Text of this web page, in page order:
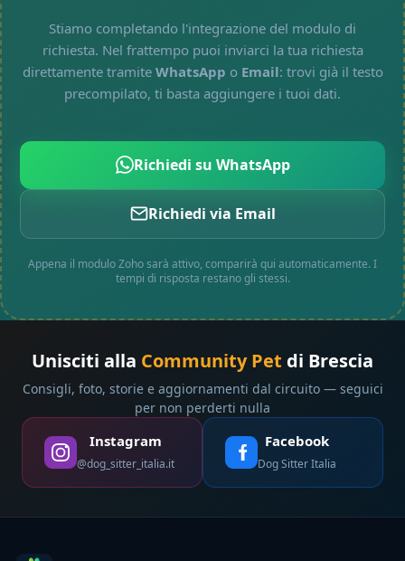
Stiamo completando l'integrazione del modulo di
richiesta. Nel frattempo puoi inviarci la tua richiesta
direttamente tramite WhatsApp o Email: trovi già il testo
precompilato, ti basta aggiungere i tuoi dati.
Richiedi su WhatsApp
Richiedi via Email
Appena il modulo Zoho sarà attivo, comparirà qui automaticamente. I
tempi di risposta restano gli stessi.
Unisciti alla Community Pet di Brescia
Consigli, foto, storie e aggiornamenti dal circuito — seguici
per non perderti nulla
Instagram
@dog_sitter_italia.it
Facebook
Dog Sitter Italia